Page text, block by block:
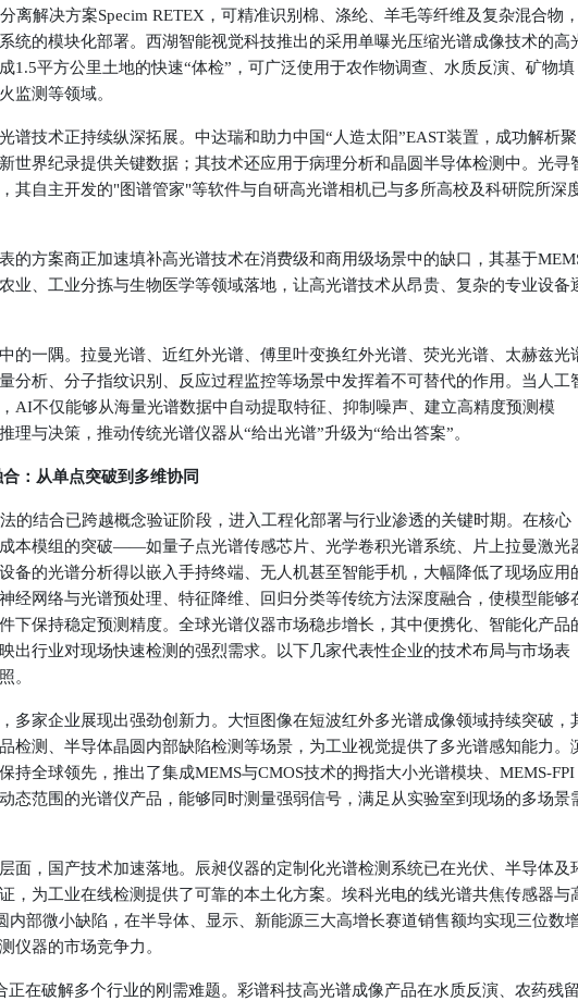
离解决方案Specim RETEX，可精准识别棉、涤纶、羊毛等纤维及复杂混合物，
统的模块化部署。 西湖智能视觉科技推出的采用单曝光压缩光谱成像技术的高
1.5平方公里土地的快速“体检”，可广泛使用于农作物调查、水质反演、矿物填
监测等领域。
谱技术正持续纵深拓展。 中达瑞和助力中国“人造太阳”EAST装置，成功解析聚
世界纪录提供关键数据；其技术还应用于病理分析和晶圆半导体检测中。 光寻
其自主开发的"图谱管家"等软件与自研高光谱相机已与多所高校及科研院所深
的方案商正加速填补高光谱技术在消费级和商用级场景中的缺口，其基于
业、工业分拣与生物医学等领域落地，让高光谱技术从昂贵、复杂的专业设备
的一隅。拉曼光谱、近红外光谱、傅里叶变换红外光谱、荧光光谱、太赫兹光
分析、分子指纹识别、反应过程监控等场景中发挥着不可替代的作用。当人工
AI不仅能够从海量光谱数据中自动提取特征、抑制噪声、建立高精度预测模
理与决策，推动传统光谱仪器从“给出光谱”升级为“给出答案”。
：从单点突破到多维协同
的结合已跨越概念验证阶段，进入工程化部署与行业渗透的关键时期。在核心
本模组的突破——如量子点光谱传感芯片、光学卷积光谱系统、片上拉曼激光
的光谱分析得以嵌入手持终端、无人机甚至智能手机，大幅降低了现场应用
经网络与光谱预处理、特征降维、回归分类等传统方法深度融合，使模型能够
下保持稳定预测精度。全球光谱仪器市场稳步增长，其中便携化、智能化产品
出行业对现场快速检测的强烈需求。以下几家代表性企业的技术布局与市场表
。
多家企业展现出强劲创新力。 大恒图像在短波红外多光谱成像领域持续突破，
检测、半导体晶圆内部缺陷检测等场景，为工业视觉提供了多光谱感知能力。
持全球领先，推出了集成MEMS与CMOS技术的拇指大小光谱模块、MEMS-FPI
态范围的光谱仪产品，能够同时测量强弱信号，满足从实验室到现场的多场景
面，国产技术加速落地。 辰昶仪器的定制化光谱检测系统已在光伏、半导体及
，为工业在线检测提供了可靠的本土化方案。 埃科光电的线光谱共焦传感器与
内部微小缺陷，在半导体、显示、新能源三大高增长赛道销售额均实现三位数
仪器的市场竞争力。
在破解多个行业的刚需难题。 彩谱科技高光谱成像产品在水质反演、农药残留